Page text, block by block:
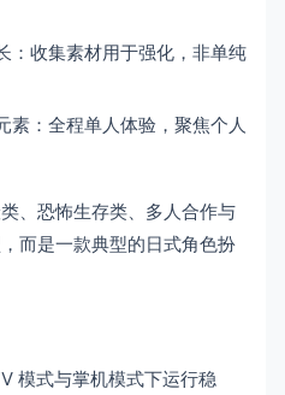
：收集素材用于强化，非单纯
素：全程单人体验，聚焦个人
、恐怖生存类、多人合作与
而是一款典型的日式角色扮
模式与掌机模式下运行稳